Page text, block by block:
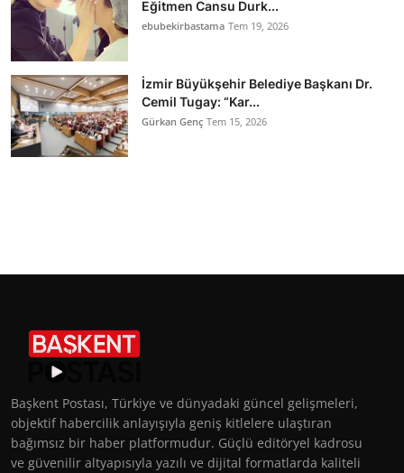
Eğitmen Cansu Durk...
ebubekirbastama Tem 19, 2026
İzmir Büyükşehir Belediye Başkanı Dr.
Cemil Tugay: “Kar...
Gürkan Genç Tem 15, 2026
Başkent Postası, Türkiye ve dünyadaki güncel gelişmeleri,
objektif habercilik anlayışıyla geniş kitlelere ulaştıran
bağımsız bir haber platformudur. Güçlü editöryel kadrosu
ve güvenilir altyapısıyla yazılı ve dijital formatlarda kaliteli